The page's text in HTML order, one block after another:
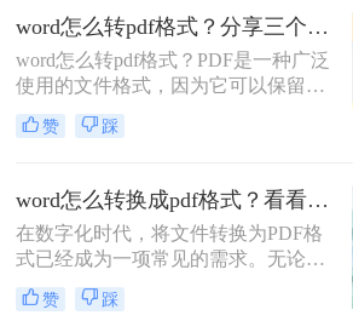
word怎么转pdf格式？分享三个解决办法！
word怎么转pdf格式？PDF是一种广泛
使用的文件格式，因为它可以保留文
档格式并在不同设备之间共享。如果
您需要将Word文档转换为PDF，请按
赞 踩
word怎么转换成pdf格式？看看这三个方法！
在数字化时代，将文件转换为PDF格
式已经成为一项常见的需求。无论是
为了方便共享文件，还是为了保护文
件的内容和格式不被修改，转换为
赞 踩